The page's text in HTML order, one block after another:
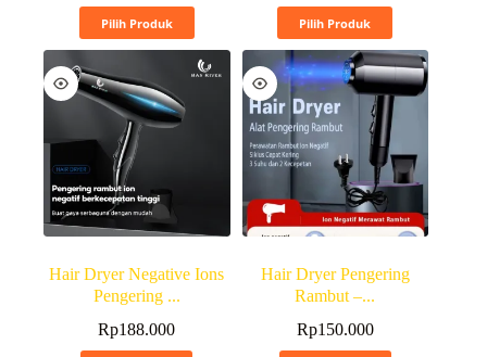
Pilih Produk Pilih Produk
Hair Dryer Negative Ions
Pengering ...
Rp188.000
Hair Dryer Pengering
Rambut –...
Rp150.000